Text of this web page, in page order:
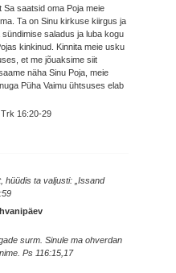
Sa saatsid oma Poja meie
Ta on Sinu kirkuse kiirgus ja
saladus ja luba kogu
kinkinud. Kinnita meie usku
et me jõuaksime siit
näha Sinu Poja, meie
Püha Vaimu ühtsuses elab
Trk 16:20-29
hüüdis ta valjusti: „Issand
surm. Sinule ma ohverdan
Ps 116:15,17